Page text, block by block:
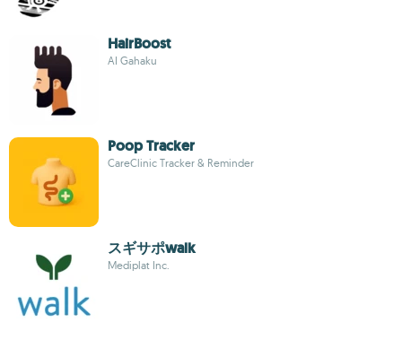
HairBoost
AI Gahaku
Poop Tracker
CareClinic Tracker & Reminder
スギサポwalk
Mediplat Inc.